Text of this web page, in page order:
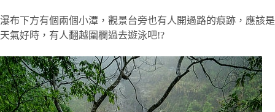
瀑布下方有個兩個小潭，觀景台旁也有人開過路的痕跡，應該是
天氣好時，有人翻越圍欄過去遊泳吧!?